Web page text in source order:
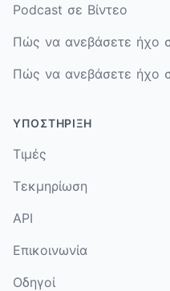
Podcast σε Βίντεο
Πώς να ανεβάσετε ήχο
Πώς να ανεβάσετε ήχο
ΥΠΟΣΤΉΡΙΞΗ
Τιμές
Τεκμηρίωση
API
Επικοινωνία
Οδηγοί